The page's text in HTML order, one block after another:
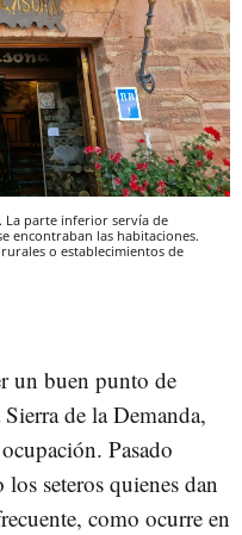
La parte inferior servía de
encontraban las habitaciones.
o establecimientos de
un buen punto de
de la Demanda,
Pasado
seteros quienes dan
como ocurre en